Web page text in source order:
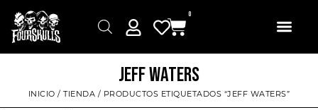
0
JEFF WATERS
INICIO /TIENDA / PRODUCTOS ETIQUETADOS “JEFF WATERS”